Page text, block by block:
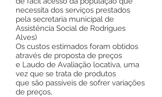
necessita dos serviços prestados
pela secretaria municipal de
Assistência Social de Rodrigues
Alves)
Os custos estimados foram obtidos
através de proposta de preços
e Laudo de Avaliação locativa, uma
vez que se trata de produtos
que são passíveis de sofrer variações
de preços,